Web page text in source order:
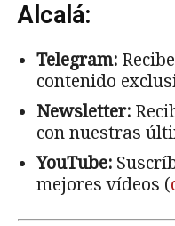
Alcalá:
Telegram:
contenido
Newsletter:
con nuestras
YouTube:
mejores vídeos (